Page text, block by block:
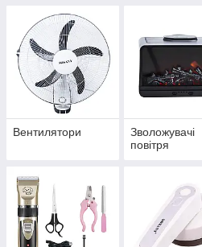
Вентилятори
Зволожувачі
повітря